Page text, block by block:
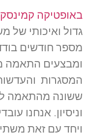
באופטיקה
גדול ואיכותי של
מספר חודשים
ומבצעים התאמה
המסגרות
ששונה מהתאמה
וניסיון. אנחנו
ויחד עם זאת